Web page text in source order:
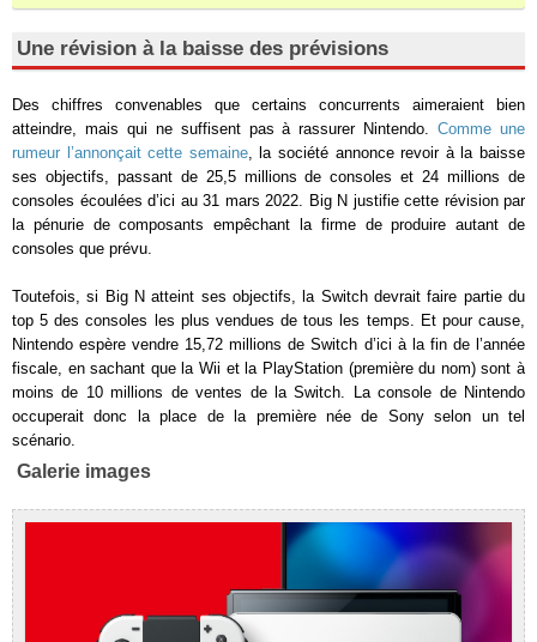
Une révision à la baisse des prévisions
Des chiffres convenables que certains concurrents aimeraient bien
atteindre, mais qui ne suffisent pas à rassurer Nintendo.Comme une
rumeur l’annonçait cette semaine, la société annonce revoir à la baisse
ses objectifs, passant de 25,5 millions de consoles et 24 millions de
consoles écoulées d’ici au 31 mars 2022. Big N justifie cette révision par
la pénurie de composants empêchant la firme de produire autant de
consoles que prévu.
Toutefois, si Big N atteint ses objectifs, la Switch devrait faire partie du
top 5 des consoles les plus vendues de tous les temps. Et pour cause,
Nintendo espère vendre 15,72 millions de Switch d’ici à la fin de l’année
fiscale, en sachant que la Wii et la PlayStation (première du nom) sont à
moins de 10 millions de ventes de la Switch. La console de Nintendo
occuperait donc la place de la première née de Sony selon un tel
scénario.
Galerie images